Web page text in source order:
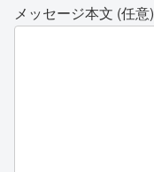
メッセージ本文 (任意)